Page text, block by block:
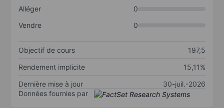
Alléger
0
Vendre
0
Objectif de cours
197,5
Rendement implicite
15,11%
Dernière mise à jour
30-juil.-2026
Données fournies par